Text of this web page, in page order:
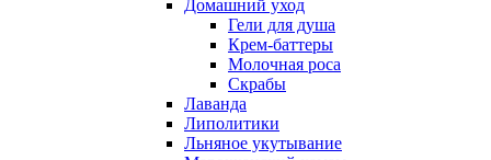
Домашний уход
Гели для душа
Крем-баттеры
Молочная роса
Скрабы
Лаванда
Липолитики
Льняное укутывание